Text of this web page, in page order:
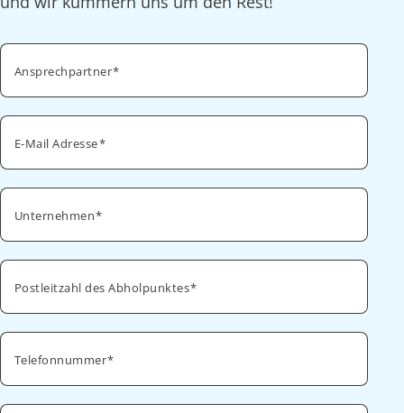
Ansprechpartner
E-Mail Adresse
Unternehmen
Postleitzahl des Abholpunktes
Telefonnummer